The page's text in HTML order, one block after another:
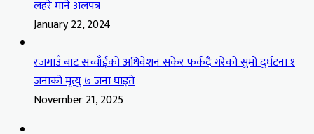
लहरे माने अलपत्र
January 22, 2024
रजगाउँ बाट सच्चाँईको अधिवेशन सकेर फर्कदै गरेको सुमो दुर्घटना १
जनाको मृत्यु ७ जना घाइते
November 21, 2025